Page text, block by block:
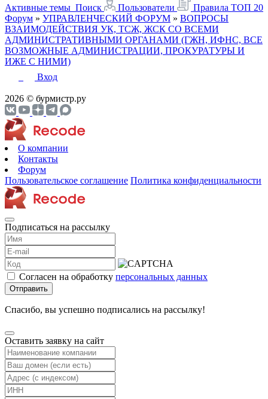
Активные темы Поиск Пользователи Правила ТОП 20
Форум » УПРАВЛЕНЧЕСКИЙ ФОРУМ » ВОПРОСЫ
ВЗАИМОДЕЙСТВИЯ УК, ТСЖ, ЖСК СО ВСЕМИ
АДМИНИСТРАТИВНЫМИ ОРГАНАМИ (ГЖН, ИФНС, ВСЕ
ВОЗМОЖНЫЕ АДМИНИСТРАЦИИ, ПРОКУРАТУРЫ И
ИЖЕ С НИМИ)
Вход
2026 © бурмистр.ру
О компании
Контакты
Форум
Пользовательское соглашение Политика конфиденциальности
Подписаться на рассылку
Согласен на обработку персональных данных
Отправить
Спасибо, вы успешно подписались на рассылку!
Оставить заявку на сайт